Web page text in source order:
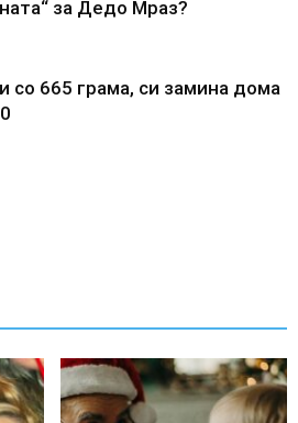
за Дедо Мраз?
со 665 грама, си замина дома